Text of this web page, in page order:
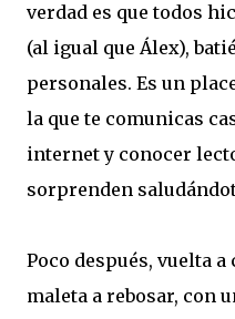
verdad es que todos
(al igual que Álex),
personales. Es un
la que te comunicas
internet y conocer
sorprenden
Poco después, vuelta a
maleta a rebosar, con